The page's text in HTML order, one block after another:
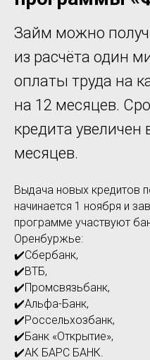
Займ можно
из расчёта один
оплаты труда на
на 12 месяцев.
кредита увеличен
месяцев.
Выдача новых кредитов
начинается 1 ноября и
программе участвуют
Оренбуржье:
✔️Сбербанк,
✔️ВТБ,
✔️Промсвязьбанк,
✔️Альфа-Банк,
✔️Россельхозбанк,
✔️Банк «Открытие»,
✔️АК БАРС БАНК.